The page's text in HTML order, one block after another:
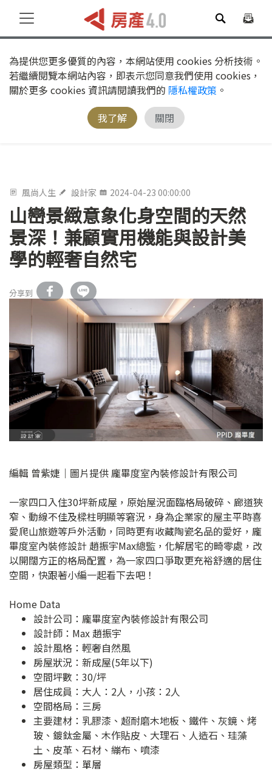
為提供您更多優質的內容，本網站使用 cookies 分析技術。
若繼續閱覽本網站內容，即表示您同意我們使用 cookies，
關於更多 cookies 資訊請閱讀我們的 隱私權政策 。
我了解
關閉
風尚人生 設計家 2024-04-23 00:00:00
山巒景緻意象化身空間的天然
景深！兼顧實用機能與設計美
學的輕奢自然宅
分享到
編輯 曾紫婕｜圖片提供 龐畢度室內裝修設計有限公司
一家四口入住30坪新成屋，原始屋況面臨格局破碎、廊道狹
窄、動線不佳及樑柱明顯等窘況，身為企業家的屋主平時喜
愛爬山旅遊等戶外活動，同時更有收藏陶瓷名品的愛好，龐
畢度室內裝修設計 趙振宇Max總監，化解居宅的畸零處，改
以開闊方正的格局配置，為一家四口爭取更充裕舒適的居住
空間，快跟著小編一起看下去吧！
Home Data
設計公司： 龐畢度室內裝修設計有限公司
設計師：Max 趙振宇
設計風格：輕奢自然風
房屋狀況：新成屋(5年以下)
空間坪數：30/坪
居住成員：大人：2人，小孩：2人
空間格局：三房
主要建材：乳膠漆、超耐磨木地板、鐵件、灰鏡、烤
玻、鍍鈦金屬、木作貼皮、大理石、人造石、珪藻
土、皮革、石材、繃布、噴漆
房屋類型：單層